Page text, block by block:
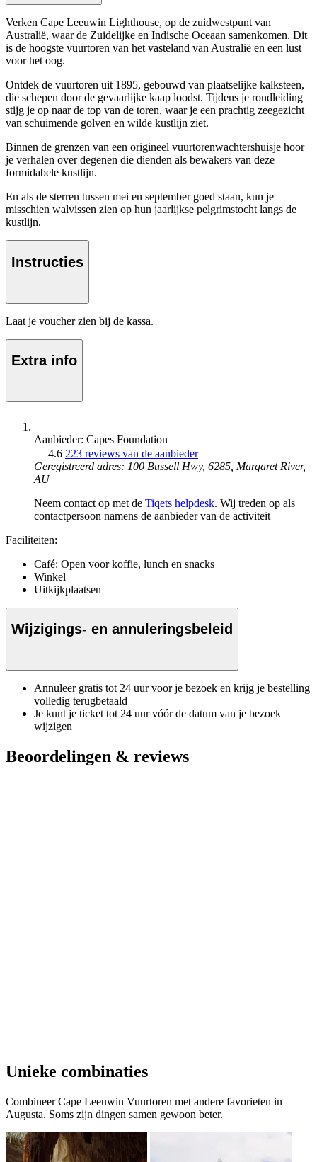
Verken Cape Leeuwin Lighthouse, op de zuidwestpunt van
Australië, waar de Zuidelijke en Indische Oceaan samenkomen. Dit
is de hoogste vuurtoren van het vasteland van Australië en een lust
voor het oog.
Ontdek de vuurtoren uit 1895, gebouwd van plaatselijke kalksteen,
die schepen door de gevaarlijke kaap loodst. Tijdens je rondleiding
stijg je op naar de top van de toren, waar je een prachtig zeegezicht
van schuimende golven en wilde kustlijn ziet.
Binnen de grenzen van een origineel vuurtorenwachtershuisje hoor
je verhalen over degenen die dienden als bewakers van deze
formidabele kustlijn.
En als de sterren tussen mei en september goed staan, kun je
misschien walvissen zien op hun jaarlijkse pelgrimstocht langs de
kustlijn.
Instructies
Laat je voucher zien bij de kassa.
Extra info
Aanbieder: Capes Foundation
4.6 223 reviews van de aanbieder
Geregistreerd adres: 100 Bussell Hwy, 6285, Margaret River,
AU
Neem contact op met de Tiqets helpdesk. Wij treden op als
contactpersoon namens de aanbieder van de activiteit
Faciliteiten:
Café: Open voor koffie, lunch en snacks
Winkel
Uitkijkplaatsen
Wijzigings- en annuleringsbeleid
Annuleer gratis tot 24 uur voor je bezoek en krijg je bestelling
volledig terugbetaald
Je kunt je ticket tot 24 uur vóór de datum van je bezoek
wijzigen
Beoordelingen & reviews
Unieke combinaties
Combineer Cape Leeuwin Vuurtoren met andere favorieten in
Augusta. Soms zijn dingen samen gewoon beter.